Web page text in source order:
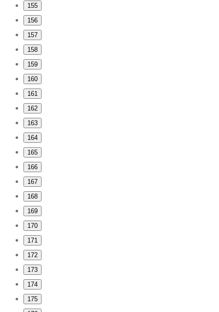
155
156
157
158
159
160
161
162
163
164
165
166
167
168
169
170
171
172
173
174
175